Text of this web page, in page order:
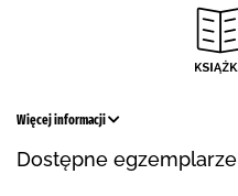
Więcej informacji
Dostępne egzemplarze